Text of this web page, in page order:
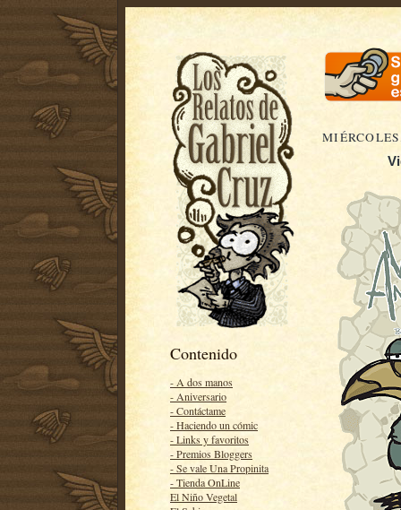
Contenido
- A dos manos
- Aniversario
- Contáctame
- Haciendo un cómic
- Links y favoritos
- Premios Bloggers
- Se vale Una Propinita
- Tienda OnLine
El Niño Vegetal